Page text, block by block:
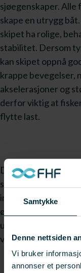
Samtykke
Denne nettsiden
Vi bruker
annonser et
sjøegenskaper. Alle
skape en utrygg
skipet ha rolige,
stabilitet. Dersom
kan skipet oppnå
krappe bevegelser,
akselerasjoner og
derfor viktig at
flytte last.
Det finnes i dag
stabilitet. Alle
ingen estimerer
ønsket FHF å
utvikle en
varsler fisker mot